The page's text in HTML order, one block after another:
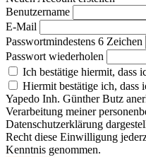
User398182
Grocery
User398182
Grocery
User397636
Managed
Benutzername
E-Mail
Passwortmindestens 6 Zeichen
Passwort wiederholen
Ich bestätige hiermit, dass
Hiermit bestätige ich, dass
Yapedo Inh. Günther Butz
Verarbeitung meiner
Datenschutzerklärung
Recht diese Einwilligung
Kenntnis genommen.